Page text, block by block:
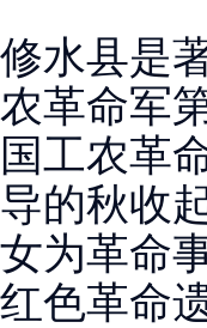
修水县是
农革命军
国工农革
导的秋收
女为革命
红色革命